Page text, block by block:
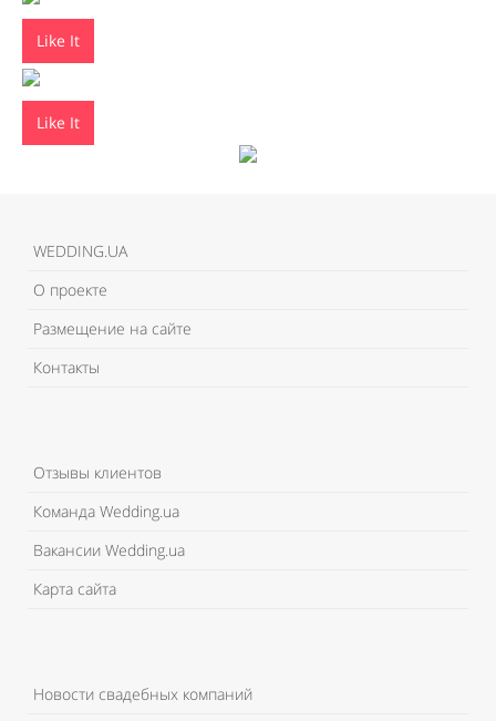
Like It
Like It
WEDDING.UA
О проекте
Размещение на сайте
Контакты
Отзывы клиентов
Команда Wedding.ua
Вакансии Wedding.ua
Карта сайта
Новости свадебных компаний